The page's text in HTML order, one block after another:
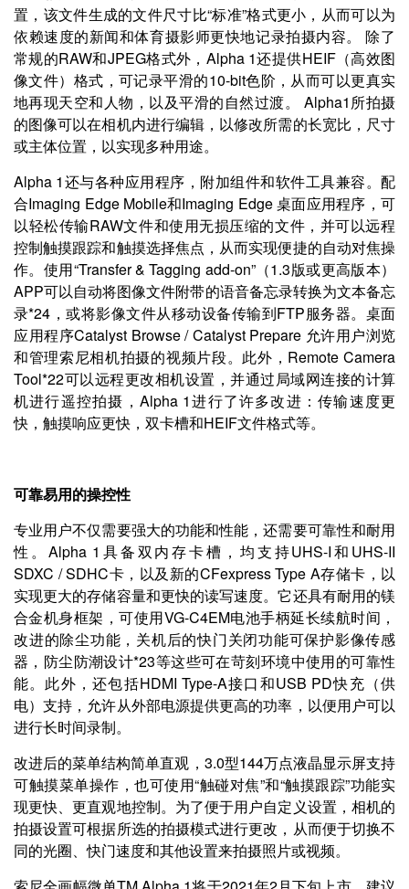
置，该文件生成的文件尺寸比“标准”格式更小，从而可以为
依赖速度的新闻和体育摄影师更快地记录拍摄内容。 除了
常规的RAW和JPEG格式外，Alpha 1还提供HEIF（高效图
像文件）格式，可记录平滑的10-bit色阶，从而可以更真实
地再现天空和人物，以及平滑的自然过渡。 Alpha1所拍摄
的图像可以在相机内进行编辑，以修改所需的长宽比，尺寸
或主体位置，以实现多种用途。
Alpha 1还与各种应用程序，附加组件和软件工具兼容。配
合Imaging Edge Mobile和Imaging Edge 桌面应用程序，可
以轻松传输RAW文件和使用无损压缩的文件，并可以远程
控制触摸跟踪和触摸选择焦点，从而实现便捷的自动对焦操
作。使用“Transfer & Tagging add-on”（1.3版或更高版本）
APP可以自动将图像文件附带的语音备忘录转换为文本备忘
录*24，或将影像文件从移动设备传输到FTP服务器。桌面
应用程序Catalyst Browse / Catalyst Prepare 允许用户浏览
和管理索尼相机拍摄的视频片段。此外，Remote Camera
Tool*22可以远程更改相机设置，并通过局域网连接的计算
机进行遥控拍摄，Alpha 1进行了许多改进：传输速度更
快，触摸响应更快，双卡槽和HEIF文件格式等。
可靠易用的操控性
专业用户不仅需要强大的功能和性能，还需要可靠性和耐用
性。Alpha 1具备双内存卡槽，均支持UHS-I和UHS-II
SDXC / SDHC卡，以及新的CFexpress Type A存储卡，以
实现更大的存储容量和更快的读写速度。它还具有耐用的镁
合金机身框架，可使用VG-C4EM电池手柄延长续航时间，
改进的除尘功能，关机后的快门关闭功能可保护影像传感
器，防尘防潮设计*23等这些可在苛刻环境中使用的可靠性
能。此外，还包括HDMI Type-A接口和USB PD快充（供
电）支持，允许从外部电源提供更高的功率，以便用户可以
进行长时间录制。
改进后的菜单结构简单直观，3.0型144万点液晶显示屏支持
可触摸菜单操作，也可使用“触碰对焦”和“触摸跟踪”功能实
现更快、更直观地控制。为了便于用户自定义设置，相机的
拍摄设置可根据所选的拍摄模式进行更改，从而便于切换不
同的光圈、快门速度和其他设置来拍摄照片或视频。